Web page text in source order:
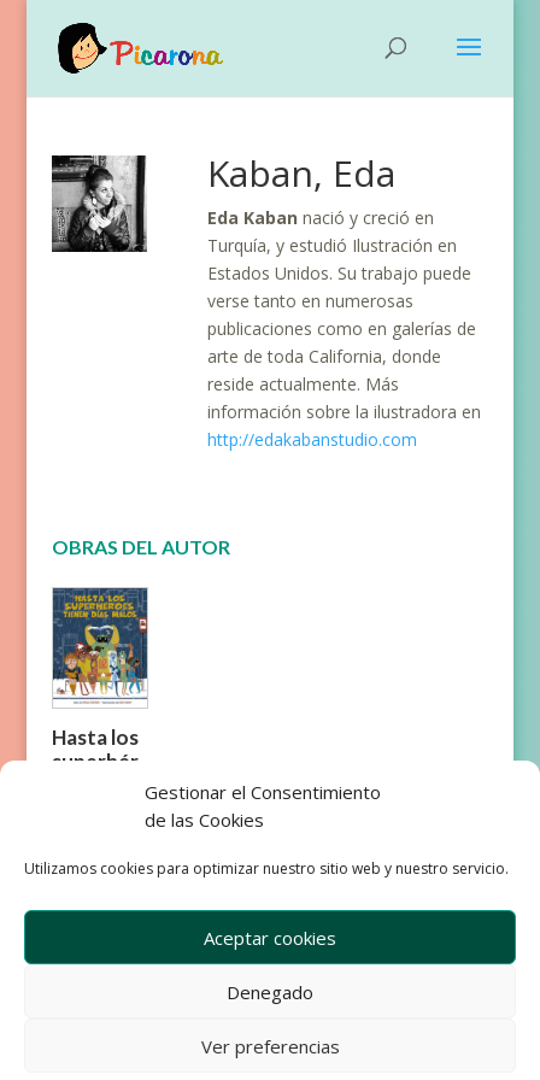
Gestionar el Consentimiento
de las Cookies
Utilizamos cookies para optimizar nuestro sitio web y nuestro servicio.
Aceptar cookies
Denegado
Ver preferencias
Kaban, Eda
Eda Kaban nació y creció en
Turquía, y estudió Ilustración en
Estados Unidos. Su trabajo puede
verse tanto en numerosas
publicaciones como en galerías de
arte de toda California, donde
reside actualmente. Más
información sobre la ilustradora en
http://edakabanstudio.com
OBRAS DEL AUTOR
Hasta los
superhér
días malos
Aviso Legal
Condiciones de Venta